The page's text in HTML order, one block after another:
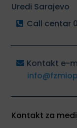
Uredi Sarajevo
Call centar
Kontakt e-
Kontakt za